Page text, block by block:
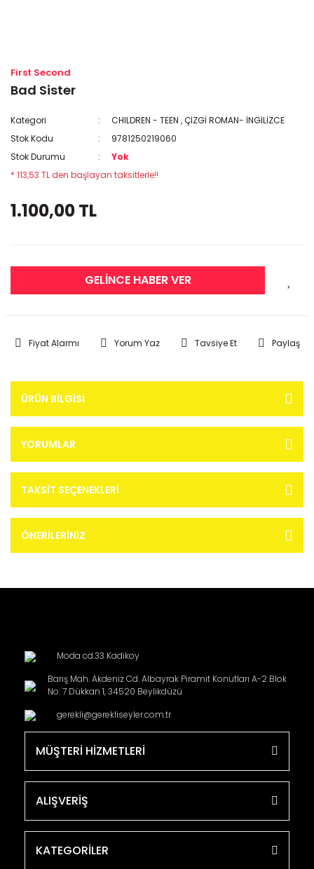
First Second
Bad Sister
Kategori CHILDREN - TEEN ,ÇİZGİ ROMAN- İNGİLİZCE
Stok Kodu
9781250219060
Stok Durumu
Yok
* 113,53 TL den başlayan taksitlerle!!
1.100,00 TL
GELİNCE HABER VER
Fiyat Alarmı Yorum Yaz Tavsiye Et Paylaş
ÜRÜN BILGISI
YORUMLAR
TAKSIT SEÇENEKLERI
ÖNERILERINIZ
Moda cd.33 Kadikoy
Barış Mah. Akdeniz Cd. Albayrak Piramit Konutları A-2 Blok
No: 7 Dükkan 1, 34520 Beylikdüzü
gerekli@gerekliseyler.com.tr
MÜŞTERİ HİZMETLERİ
ALIŞVERİŞ
KATEGORİLER